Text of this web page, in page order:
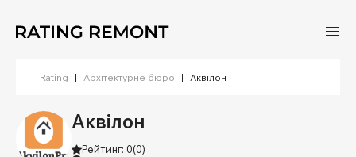
Rating | Архітектурне бюро | Аквілон
Аквілон
Рейтинг: 0(0)